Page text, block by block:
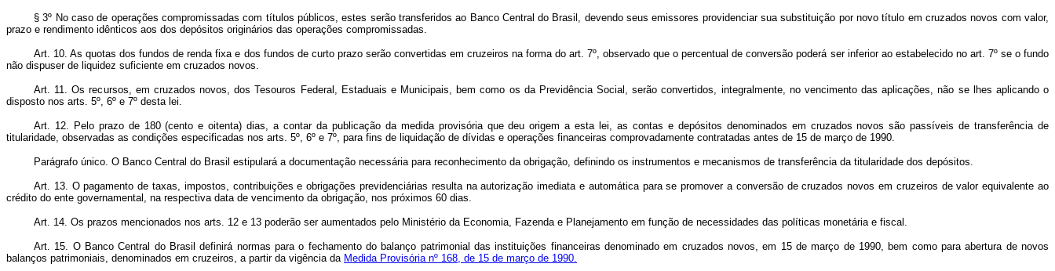
§ 3º No caso de operações compromissadas com títulos públicos, estes serão transferidos ao Banco Central do Brasil, devendo seus emissores providenciar sua substituição por novo título em cruzados novos com valor,
prazo e rendimento idênticos aos dos depósitos originários das operações compromissadas.
Art. 10. As quotas dos fundos de renda fixa e dos fundos de curto prazo serão convertidas em cruzeiros na forma do art. 7º, observado que o percentual de conversão poderá ser inferior ao estabelecido no art. 7º se o fundo
não dispuser de liquidez suficiente em cruzados novos.
Art. 11. Os recursos, em cruzados novos, dos Tesouros Federal, Estaduais e Municipais, bem como os da Previdência Social, serão convertidos, integralmente, no vencimento das aplicações, não se lhes aplicando o
disposto nos arts. 5º, 6º e 7º desta lei.
Art. 12. Pelo prazo de 180 (cento e oitenta) dias, a contar da publicação da medida provisória que deu origem a esta lei, as contas e depósitos denominados em cruzados novos são passíveis de transferência de
titularidade, observadas as condições especificadas nos arts. 5º, 6º e 7º, para fins de liquidação de dívidas e operações financeiras comprovadamente contratadas antes de 15 de março de 1990.
Parágrafo único. O Banco Central do Brasil estipulará a documentação necessária para reconhecimento da obrigação, definindo os instrumentos e mecanismos de transferência da titularidade dos depósitos.
Art. 13. O pagamento de taxas, impostos, contribuições e obrigações previdenciárias resulta na autorização imediata e automática para se promover a conversão de cruzados novos em cruzeiros de valor equivalente ao
crédito do ente governamental, na respectiva data de vencimento da obrigação, nos próximos 60 dias.
Art. 14. Os prazos mencionados nos arts. 12 e 13 poderão ser aumentados pelo Ministério da Economia, Fazenda e Planejamento em função de necessidades das políticas monetária e fiscal.
Art. 15. O Banco Central do Brasil definirá normas para o fechamento do balanço patrimonial das instituições financeiras denominado em cruzados novos, em 15 de março de 1990, bem como para abertura de novos
balanços patrimoniais, denominados em cruzeiros, a partir da vigência da Medida Provisória nº 168, de 15 de março de 1990.